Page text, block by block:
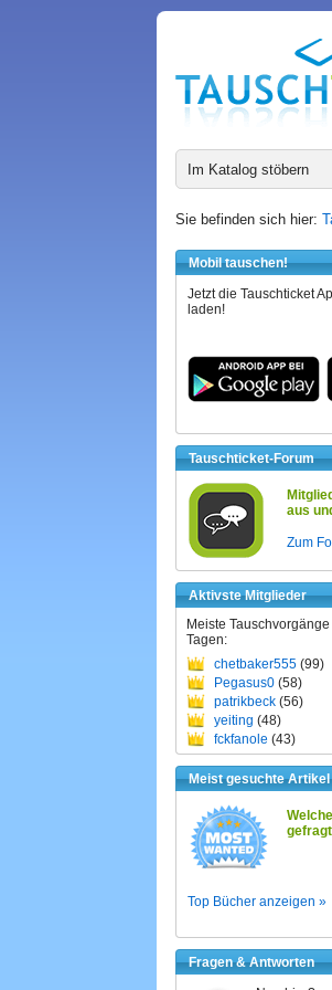
Im Katalog stöbern
Sie befinden sich hier:
Mobil tauschen!
Jetzt die Tauschticket
laden!
Tauschticket-Forum
aus
Zum
Aktivste Mitglieder
Meiste
Tagen:
chetbaker555 (99)
Pegasus0 (58)
patrikbeck (56)
yeiting (48)
fckfanole (43)
Meist gesuchte Artikel
Top Bücher anzeigen »
Fragen & Antworten